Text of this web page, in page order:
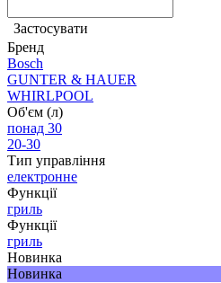
Застосувати
Бренд
Bosch
GUNTER & HAUER
WHIRLPOOL
Об'єм (л)
понад 30
20-30
Тип управління
електронне
Функції
гриль
Функції
гриль
Новинка
Новинка